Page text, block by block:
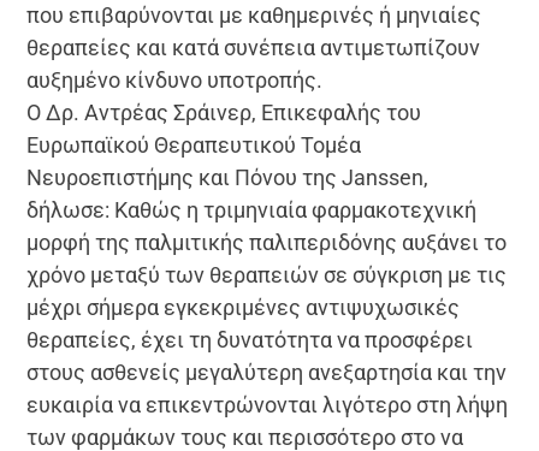
που επιβαρύνονται με καθημερινές ή μηνιαίες
θεραπείες και κατά συνέπεια αντιμετωπίζουν
αυξημένο κίνδυνο υποτροπής.
Ο Δρ. Αντρέας Σράινερ, Επικεφαλής του
Ευρωπαϊκού Θεραπευτικού Τομέα
Νευροεπιστήμης και Πόνου της Janssen,
δήλωσε: Καθώς η τριμηνιαία φαρμακοτεχνική
μορφή της παλμιτικής παλιπεριδόνης αυξάνει το
χρόνο μεταξύ των θεραπειών σε σύγκριση με τις
μέχρι σήμερα εγκεκριμένες αντιψυχωσικές
θεραπείες, έχει τη δυνατότητα να προσφέρει
στους ασθενείς μεγαλύτερη ανεξαρτησία και την
ευκαιρία να επικεντρώνονται λιγότερο στη λήψη
των φαρμάκων τους και περισσότερο στο να